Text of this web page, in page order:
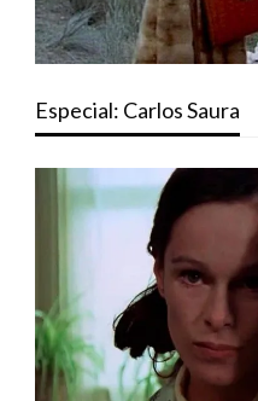
Especial: Carlos Saura